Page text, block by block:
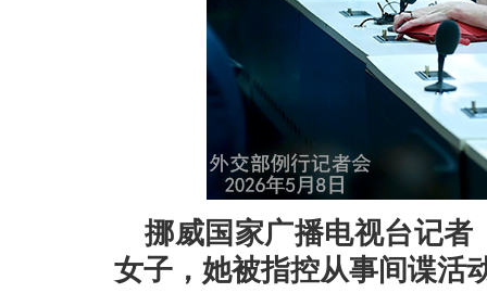
挪威国家广播电视台记者
女子，她被指控从事间谍活